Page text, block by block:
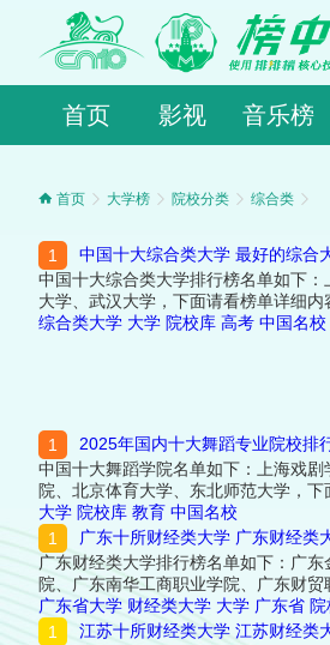
首页 影视 音乐榜
首页 大学榜 院校分类 综合类
中国十大综合类大学 最好的综合
中国十大综合类大学排行榜名单如下
大学、武汉大学，下面请看榜单详细内
综合类大学 大学 院校库 高考 中国名校
2025年国内十大舞蹈专业院校排
中国十大舞蹈学院名单如下：上海戏
院、北京体育大学、东北师范大学，下
大学 院校库 教育 中国名校
广东十所财经类大学 广东财经类
广东财经类大学排行榜名单如下：广
院、广东南华工商职业学院、广东财
广东省大学 财经类大学 大学 广东省
江苏十所财经类大学 江苏财经类